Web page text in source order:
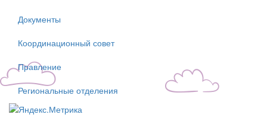
Документы
Координационный совет
Правление
Региональные отделения